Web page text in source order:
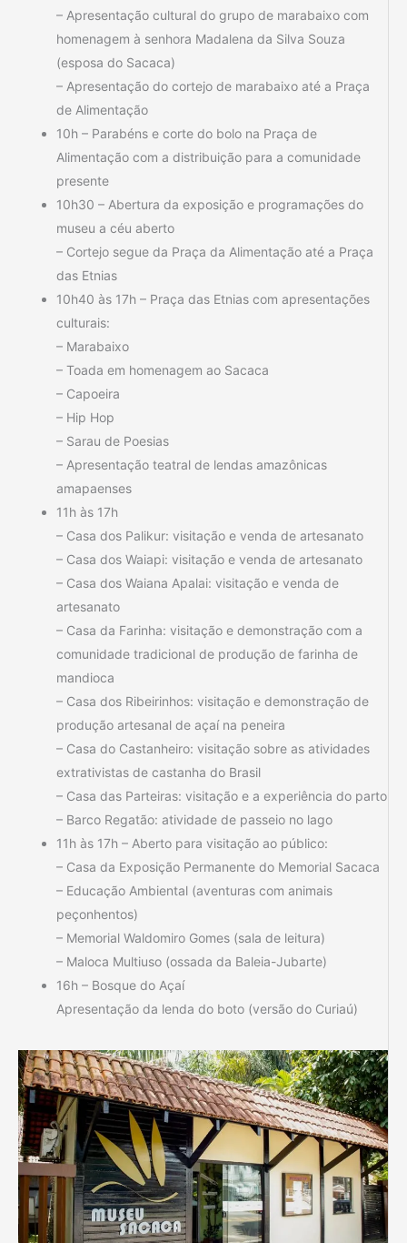
– Apresentação cultural do grupo de marabaixo com
homenagem à senhora Madalena da Silva Souza
(esposa do Sacaca)
– Apresentação do cortejo de marabaixo até a Praça
de Alimentação
10h – Parabéns e corte do bolo na Praça de
Alimentação com a distribuição para a comunidade
presente
10h30 – Abertura da exposição e programações do
museu a céu aberto
– Cortejo segue da Praça da Alimentação até a Praça
das Etnias
10h40 às 17h – Praça das Etnias com apresentações
culturais:
– Marabaixo
– Toada em homenagem ao Sacaca
– Capoeira
– Hip Hop
– Sarau de Poesias
– Apresentação teatral de lendas amazônicas
amapaenses
11h às 17h
– Casa dos Palikur: visitação e venda de artesanato
– Casa dos Waiapi: visitação e venda de artesanato
– Casa dos Waiana Apalai: visitação e venda de
artesanato
– Casa da Farinha: visitação e demonstração com a
comunidade tradicional de produção de farinha de
mandioca
– Casa dos Ribeirinhos: visitação e demonstração de
produção artesanal de açaí na peneira
– Casa do Castanheiro: visitação sobre as atividades
extrativistas de castanha do Brasil
– Casa das Parteiras: visitação e a experiência do parto
– Barco Regatão: atividade de passeio no lago
11h às 17h – Aberto para visitação ao público:
– Casa da Exposição Permanente do Memorial Sacaca
– Educação Ambiental (aventuras com animais
peçonhentos)
– Memorial Waldomiro Gomes (sala de leitura)
– Maloca Multiuso (ossada da Baleia-Jubarte)
16h – Bosque do Açaí
Apresentação da lenda do boto (versão do Curiaú)